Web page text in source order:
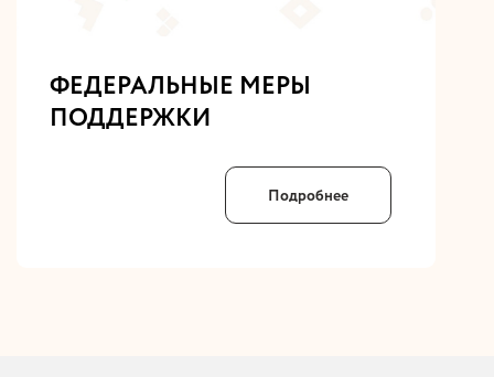
ФЕДЕРАЛЬНЫЕ МЕРЫ
ПОДДЕРЖКИ
Подробнее